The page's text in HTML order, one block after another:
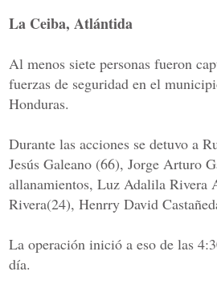
La Ceiba, Atlántida
Al menos siete personas fueron
fuerzas de seguridad en el
Honduras.
Durante las acciones se detuvo a
Jesús Galeano (66), Jorge Arturo
allanamientos, Luz Adalila Rivera
Rivera(24), Henrry David
La operación inició a eso de las
día.